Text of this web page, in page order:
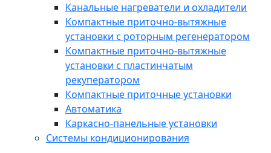
Канальные нагреватели и охладители
Компактные приточно-вытяжные
установки с роторным регенератором
Компактные приточно-вытяжные
установки с пластинчатым
рекуператором
Компактные приточные установки
Автоматика
Каркасно-панельные установки
Системы кондиционирования